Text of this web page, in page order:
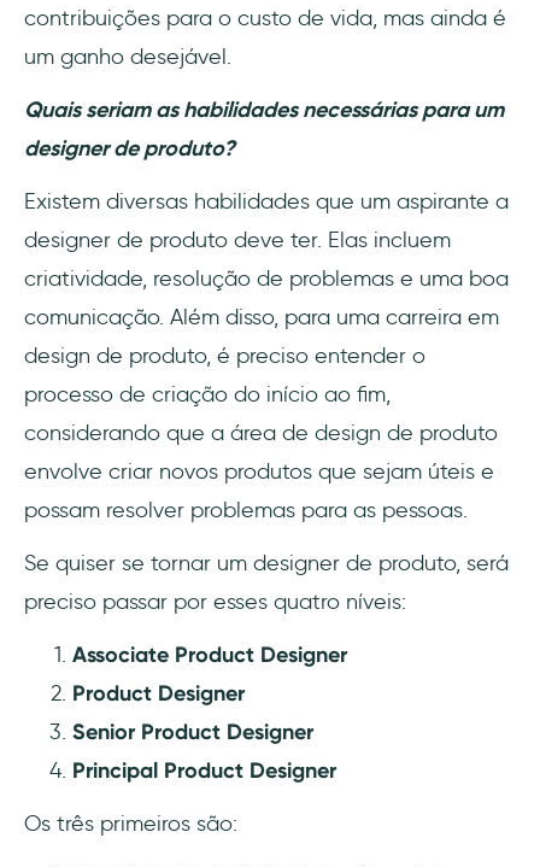
contribuições para o custo de vida, mas ainda é
um ganho desejável.
Quais seriam as habilidades necessárias para um
designer de produto?
Existem diversas habilidades que um aspirante a
designer de produto deve ter. Elas incluem
criatividade, resolução de problemas e uma boa
comunicação. Além disso, para uma carreira em
design de produto, é preciso entender o
processo de criação do início ao fim,
considerando que a área de design de produto
envolve criar novos produtos que sejam úteis e
possam resolver problemas para as pessoas.
Se quiser se tornar um designer de produto, será
preciso passar por esses quatro níveis:
Associate Product Designer
Product Designer
Senior Product Designer
Principal Product Designer
Os três primeiros são: